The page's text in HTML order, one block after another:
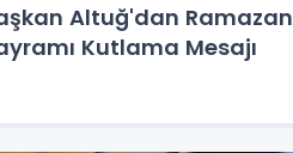
Altuğ'dan Ramazan
Kutlama Mesajı